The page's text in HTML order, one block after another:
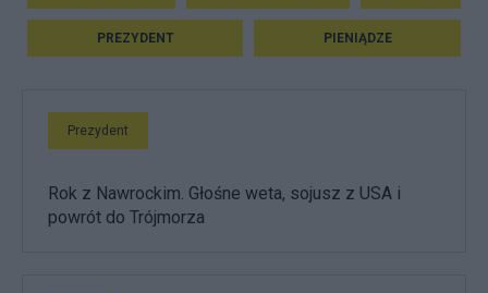
PREZYDENT PIENIĄDZE
Prezydent
Rok z Nawrockim. Głośne weta, sojusz z USA i
powrót do Trójmorza